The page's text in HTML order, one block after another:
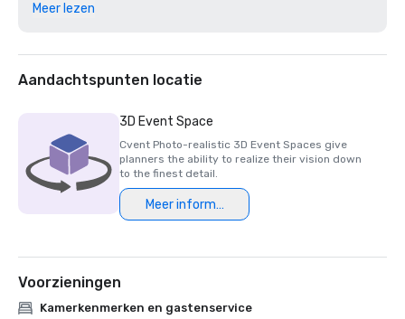
de Verenigde Staten
Meer lezen
Aandachtspunten locatie
3D Event Space
Cvent Photo-realistic 3D Event Spaces give
planners the ability to realize their vision down
to the finest detail.
Meer informatie
Voorzieningen
Kamerkenmerken en gastenservice